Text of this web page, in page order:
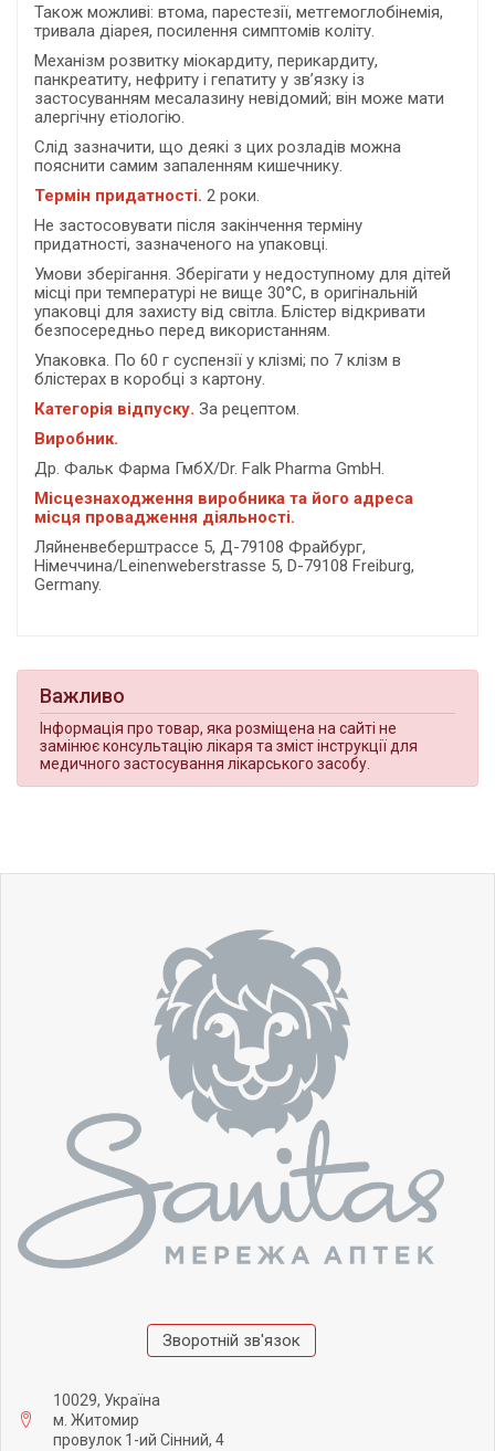
Також можливі: втома, парестезії, метгемоглобінемія,
тривала діарея, посилення симптомів коліту.
Механізм розвитку міокардиту, перикардиту,
панкреатиту, нефриту і гепатиту у зв’язку із
застосуванням месалазину невідомий; він може мати
алергічну етіологію.
Слід зазначити, що деякі з цих розладів можна
пояснити самим запаленням кишечнику.
Термін придатності. 2 роки.
Не застосовувати після закінчення терміну
придатності, зазначеного на упаковці.
Умови зберігання. Зберігати у недоступному для дітей
місці при температурі не вище 30°С, в оригінальній
упаковці для захисту від світла. Блістер відкривати
безпосередньо перед використанням.
Упаковка. По 60 г суспензії у клізмі; по 7 клізм в
блістерах в коробці з картону.
Категорія відпуску. За рецептом.
Виробник.
Др. Фальк Фарма ГмбХ/Dr. Falk Pharma GmbH.
Місцезнаходження виробника та його адреса
місця провадження діяльності.
Ляйненвеберштрассе 5, Д-79108 Фрайбург,
Німеччина/Leinenweberstrasse 5, D-79108 Freiburg,
Germany.
Важливо
Інформація про товар, яка розміщена на сайті не
замінює консультацію лікаря та зміст інструкції для
медичного застосування лікарського засобу.
Зворотній зв'язок
10029, Україна
м. Житомир
провулок 1-ий Сінний, 4